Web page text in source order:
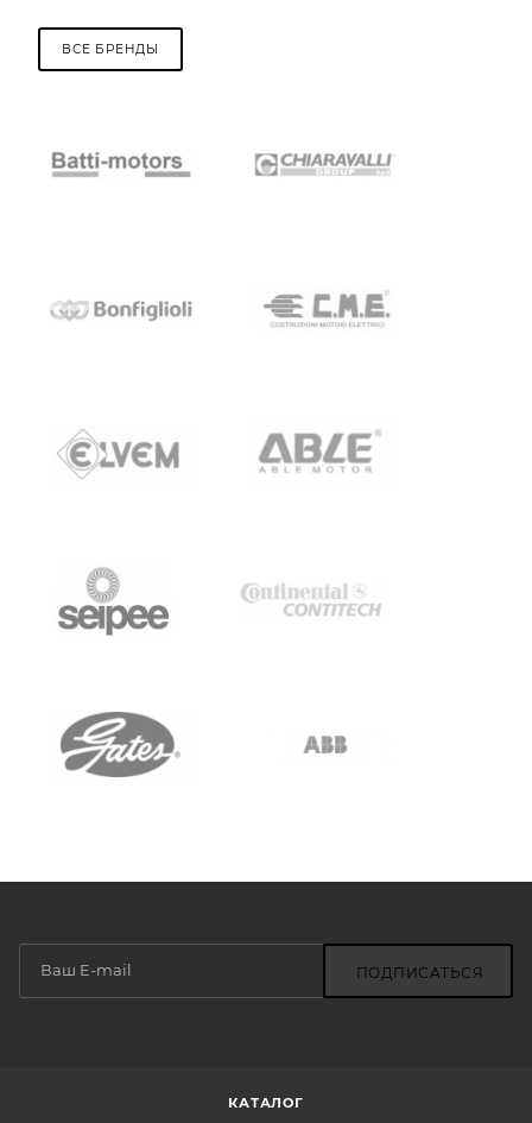
ВСЕ БРЕНДЫ
ПОДПИСАТЬСЯ
КАТАЛОГ